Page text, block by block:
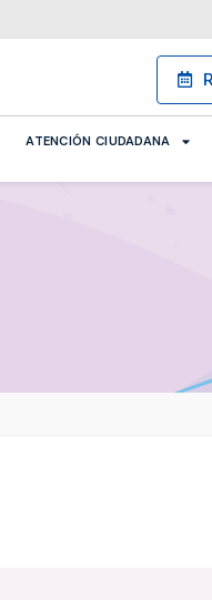
ATENCIÓN CIUDADANA